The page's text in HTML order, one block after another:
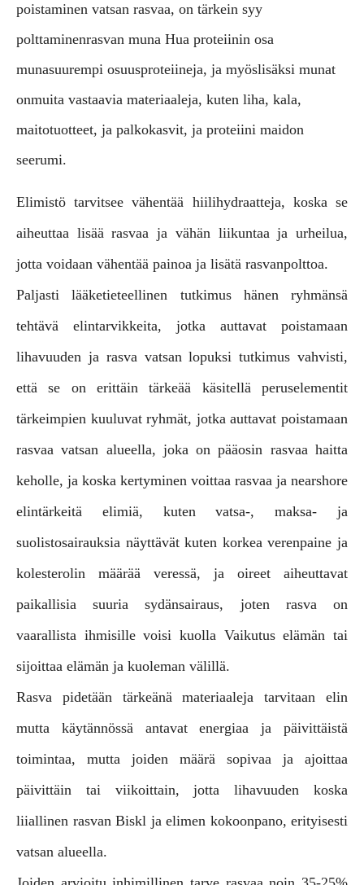
poistaminen vatsan rasvaa, on tärkein syy
polttaminenrasvan muna Hua proteiinin osa
munasuurempi osuusproteiineja, ja myöslisäksi munat
onmuita vastaavia materiaaleja, kuten liha, kala,
maitotuotteet, ja palkokasvit, ja proteiini maidon
seerumi.
Elimistö tarvitsee vähentää hiilihydraatteja, koska se
aiheuttaa lisää rasvaa ja vähän liikuntaa ja urheilua,
jotta voidaan vähentää painoa ja lisätä rasvanpolttoa.
Paljasti lääketieteellinen tutkimus hänen ryhmänsä
tehtävä elintarvikkeita, jotka auttavat poistamaan
lihavuuden ja rasva vatsan lopuksi tutkimus vahvisti,
että se on erittäin tärkeää käsitellä peruselementit
tärkeimpien kuuluvat ryhmät, jotka auttavat poistamaan
rasvaa vatsan alueella, joka on pääosin rasvaa haitta
keholle, ja koska kertyminen voittaa rasvaa ja nearshore
elintärkeitä elimiä, kuten vatsa-, maksa- ja
suolistosairauksia näyttävät kuten korkea verenpaine ja
kolesterolin määrää veressä, ja oireet aiheuttavat
paikallisia suuria sydänsairaus, joten rasva on
vaarallista ihmisille voisi kuolla Vaikutus elämän tai
sijoittaa elämän ja kuoleman välillä.
Rasva pidetään tärkeänä materiaaleja tarvitaan elin
mutta käytännössä antavat energiaa ja päivittäistä
toimintaa, mutta joiden määrä sopivaa ja ajoittaa
päivittäin tai viikoittain, jotta lihavuuden koska
liiallinen rasvan Biskl ja elimen kokoonpano, erityisesti
vatsan alueella.